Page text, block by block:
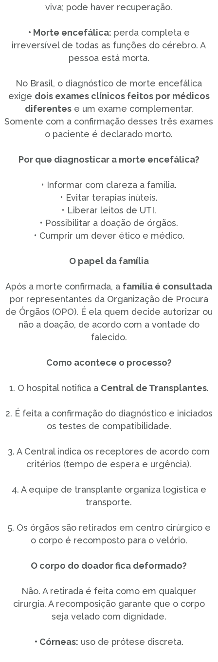
viva; pode haver recuperação.
• Morte encefálica: perda completa e
irreversível de todas as funções do cérebro. A
pessoa está morta.
No Brasil, o diagnóstico de morte encefálica
exige dois exames clínicos feitos por médicos
diferentese um exame complementar.
Somente com a confirmação desses três exames
o paciente é declarado morto.
Por que diagnosticar a morte encefálica?
• Informar com clareza a família.
• Evitar terapias inúteis.
• Liberar leitos de UTI.
• Possibilitar a doação de órgãos.
• Cumprir um dever ético e médico.
O papel da família
Após a morte confirmada, a família é consultada
por representantes da Organização de Procura
de Órgãos (OPO). É ela quem decide autorizar ou
não a doação, de acordo com a vontade do
falecido.
Como acontece o processo?
1. O hospital notifica a Central de Transplantes.
2. É feita a confirmação do diagnóstico e iniciados
os testes de compatibilidade.
3. A Central indica os receptores de acordo com
critérios (tempo de espera e urgência).
4. A equipe de transplante organiza logística e
transporte.
5. Os órgãos são retirados em centro cirúrgico e
o corpo é recomposto para o velório.
O corpo do doador fica deformado?
Não. A retirada é feita como em qualquer
cirurgia. A recomposição garante que o corpo
seja velado com dignidade.
• Córneas: uso de prótese discreta.